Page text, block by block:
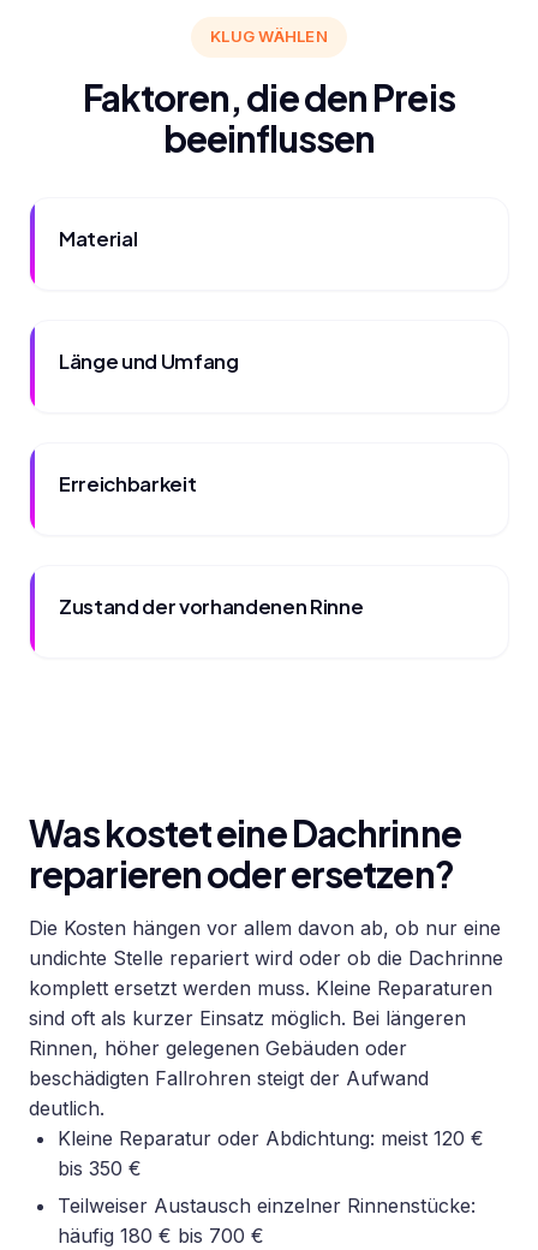
KLUG WÄHLEN
Faktoren, die den Preis
beeinflussen
Material
Länge und Umfang
Erreichbarkeit
Zustand der vorhandenen Rinne
Was kostet eine Dachrinne
reparieren oder ersetzen?
Die Kosten hängen vor allem davon ab, ob nur eine
undichte Stelle repariert wird oder ob die Dachrinne
komplett ersetzt werden muss. Kleine Reparaturen
sind oft als kurzer Einsatz möglich. Bei längeren
Rinnen, höher gelegenen Gebäuden oder
beschädigten Fallrohren steigt der Aufwand
deutlich.
Kleine Reparatur oder Abdichtung: meist 120 €
bis 350 €
Teilweiser Austausch einzelner Rinnenstücke:
häufig 180 € bis 700 €